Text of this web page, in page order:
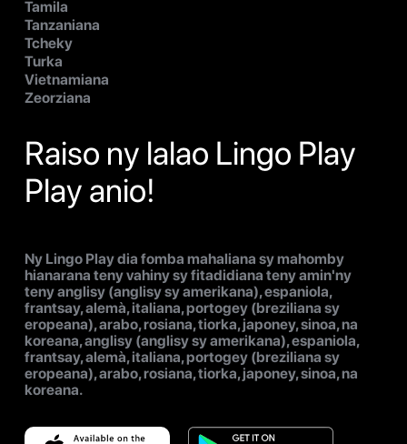
Tamila
Tanzaniana
Tcheky
Turka
Vietnamiana
Zeorziana
Raiso ny lalao Lingo Play
Play anio!
Ny Lingo Play dia fomba mahaliana sy mahomby
hianarana teny vahiny sy fitadidiana teny amin'ny
teny anglisy (anglisy sy amerikana), espaniola,
frantsay, alemà, italiana, portogey (breziliana sy
eropeana), arabo, rosiana, tiorka, japoney, sinoa, na
koreana, anglisy (anglisy sy amerikana), espaniola,
frantsay, alemà, italiana, portogey (breziliana sy
eropeana), arabo, rosiana, tiorka, japoney, sinoa, na
koreana.